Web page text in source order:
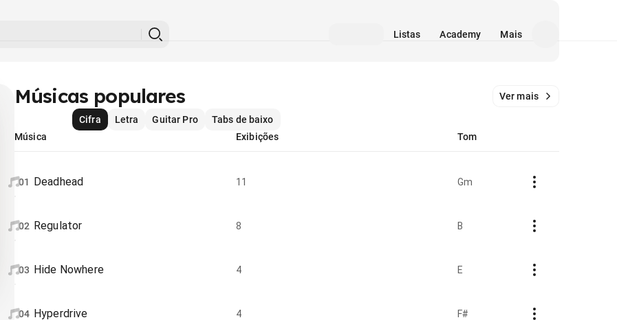
Listas Academy Mais
Músicas populares Ver mais
Cifra Letra Guitar Pro
Tabs de baixo
Música
Exibições Tom
01 Deadhead 11 Gm
02 Regulator 8 B
03 Hide Nowhere 4 E
04 Hyperdrive 4 F#